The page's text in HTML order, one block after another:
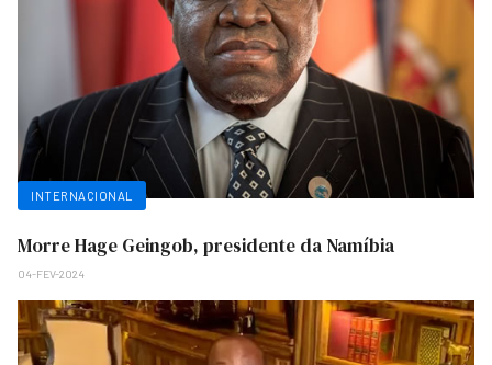
INTERNACIONAL
Morre Hage Geingob, presidente da Namíbia
04-FEV-2024